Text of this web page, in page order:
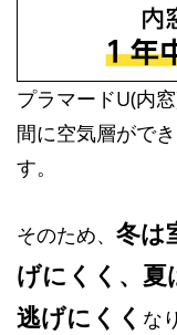
プラマードU(内
間に空気層がで
す。
そのため、 冬は
げにくく、夏
逃げにくく な